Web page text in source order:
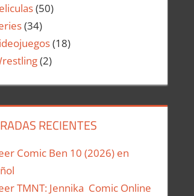
(50)
(34)
(18)
(2)
RECIENTES
Comic Ben 10 (2026) en
TMNT: Jennika Comic Online